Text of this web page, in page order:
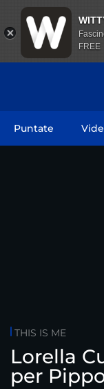
Puntate
THIS IS ME
Lorella
per
FREE